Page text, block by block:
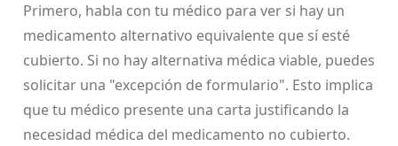
Primero, habla con tu médico para ver si hay un
medicamento alternativo equivalente que sí esté
cubierto. Si no hay alternativa médica viable, puedes
solicitar una "excepción de formulario". Esto implica
que tu médico presente una carta justificando la
necesidad médica del medicamento no cubierto.